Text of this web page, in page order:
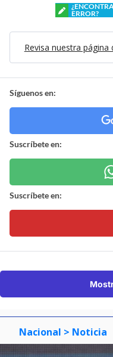
ERROR?
Revisa nuestra página
Síguenos en:
Suscríbete en:
Suscríbete en:
Nacional > Noticia